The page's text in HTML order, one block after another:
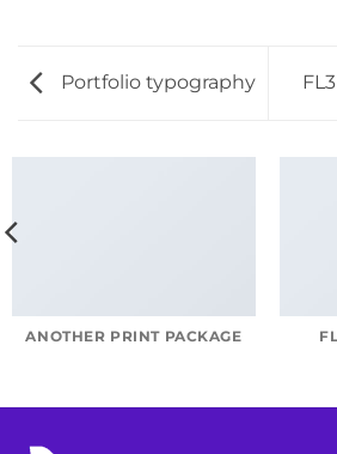
Portfolio typography
ANOTHER PRINT PACKAGE